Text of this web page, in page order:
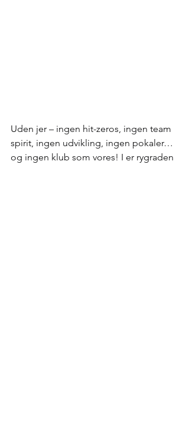
Uden jer – ingen hit-zeros, ingen team
spirit, ingen udvikling, ingen pokaler…
og ingen klub som vores! I er rygraden